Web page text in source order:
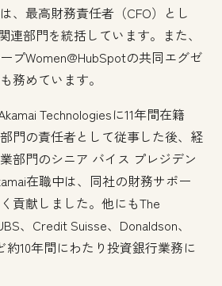
、最高財務責任者（CFO）とし
連部門を統括しています。また、
プWomen@HubSpotの共同エグゼ
務めています。
Technologiesに11年間在籍
門の責任者として従事した後、経
部門のシニア バイス プレジデン
在職中は、同社の財務サポー
貢献しました。他にもThe
、Credit Suisse、Donaldson、
10年間にわたり投資銀行業務に